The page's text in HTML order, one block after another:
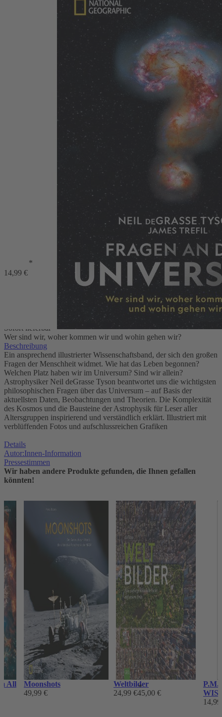
Zum Anfang der Bildergalerie springen
Fragen an das Universum
Neil deGrasse Tyson, James Trefil
Wer sind wir, woher kommen wir und wohin gehen wir?
*
14,99 €
Vorzugspreis für Abonnenten
Zum Warenkorb hinzufügen
oder im Handel kaufen
Zur Wunschliste hinzufügen
Sofort lieferbar
Wer sind wir, woher kommen wir und wohin gehen wir?
Beschreibung
Ein ansprechend illustrierter Wissenschaftsband, der sich den großen
Fragen der Menschheit widmet. Wie hat das Leben begonnen?
Welchen Platz haben wir im Universum? Sind wir allein?
Astrophysiker Neil deGrasse Tyson beantwortet uns die wichtigsten
philosophischen Fragen über das Universum – auf Basis der
aktuellsten Daten, Beobachtungen und Theorien. Die Komplexität
des Kosmos und die Bausteine der Astrophysik für Leser aller
Altersgruppen inspirierend und verständlich erklärt. Illustriert mit
verblüffenden Fotos und aufschlussreichen Grafiken
Details
Autor:Innen-Information
Pressestimmen
Wir haben andere Produkte gefunden, die Ihnen gefallen
könnten!
All
Moonshots
49,99 €
Weltbilder
45,00 €
*
24,99 €
P.M.